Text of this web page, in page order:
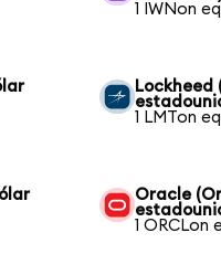
1 IWNon
Lockheed
1 LMTon
Oracle
1 ORCLon